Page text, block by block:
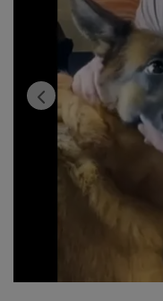
Избранное
Контакты
О рейтинге
Статьи, обзоры
Регистрация